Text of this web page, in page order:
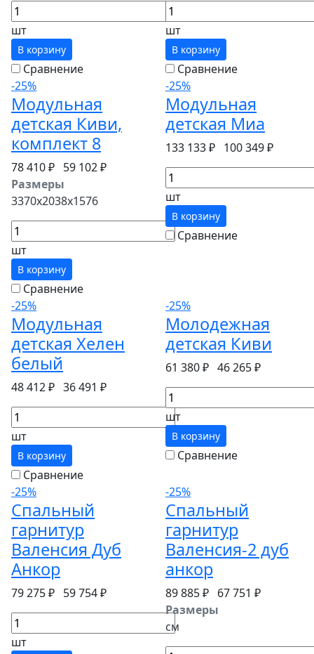
шт
В корзину
Сравнение
шт
В корзину
Сравнение
-25%
Модульная
детская Киви,
комплект 8
78 410 ₽ 59 102 ₽
Размеры
3370x2038x1576
шт
В корзину
Сравнение
-25%
Модульная
детская Миа
133 133 ₽ 100 349 ₽
шт
В корзину
Сравнение
-25%
Модульная
детская Хелен
белый
48 412 ₽ 36 491 ₽
шт
В корзину
Сравнение
-25%
Молодежная
детская Киви
61 380 ₽ 46 265 ₽
шт
В корзину
Сравнение
-25%
Спальный
гарнитур
Валенсия Дуб
Анкор
79 275 ₽ 59 754 ₽
шт
-25%
Спальный
гарнитур
Валенсия-2 дуб
анкор
89 885 ₽ 67 751 ₽
Размеры
см